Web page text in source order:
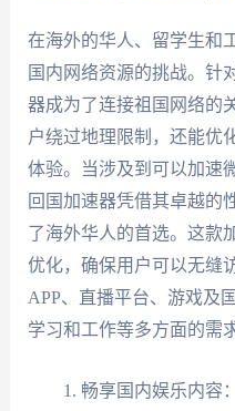
在海外的华人、留学生和
国内网络资源的挑战。针
器成为了连接祖国网络的
户绕过地理限制，还能优
体验。当涉及到可以加速
回国加速器凭借其卓越的
了海外华人的首选。这款
优化，确保用户可以无缝
APP、直播平台、游戏及
学习和工作等多方面的需求
畅享国内娱乐内容